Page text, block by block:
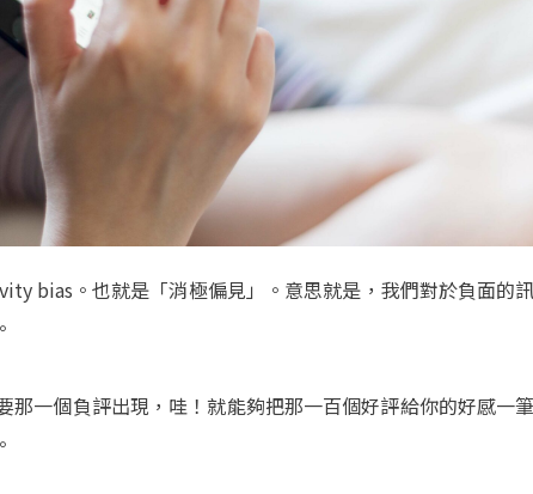
bias。也就是「消極偏見」。意思就是，我們對於負面的
那一個負評出現，哇！就能夠把那一百個好評給你的好感一